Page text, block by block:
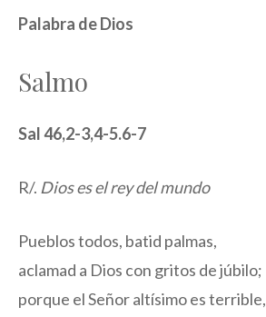
Palabra de Dios
Salmo
Sal 46,2-3,4-5.6-7
R/. Dios es el rey del mundo
Pueblos todos, batid palmas,
aclamad a Dios con gritos de júbilo;
porque el Señor altísimo es terrible,